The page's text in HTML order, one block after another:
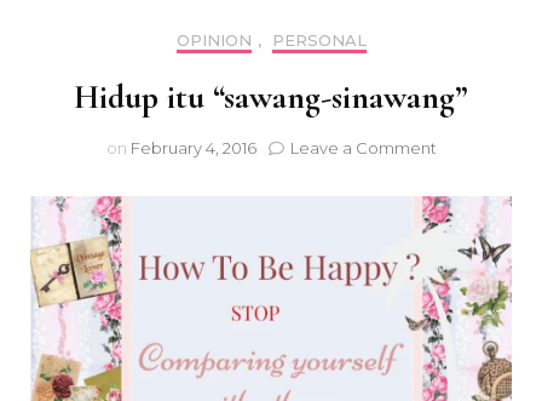
OPINION , PERSONAL
Hidup itu “sawang-sinawang”
on February 4, 2016 Leave a Commenton
itu
“sawang-
sinawang”